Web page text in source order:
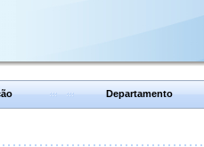
Departamento